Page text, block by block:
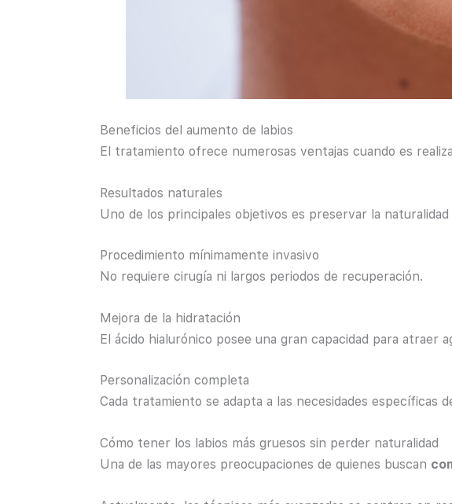
Beneficios del aumento de labios
El tratamiento ofrece numerosas ventajas cuando es
Resultados naturales
Uno de los principales objetivos es preservar la
Procedimiento mínimamente invasivo
No requiere cirugía ni largos periodos de recuperación.
Mejora de la hidratación
El ácido hialurónico posee una gran capacidad para atraer
Personalización completa
Cada tratamiento se adapta a las necesidades específicas
Cómo tener los labios más gruesos sin perder naturalidad
Una de las mayores preocupaciones de quienes buscan